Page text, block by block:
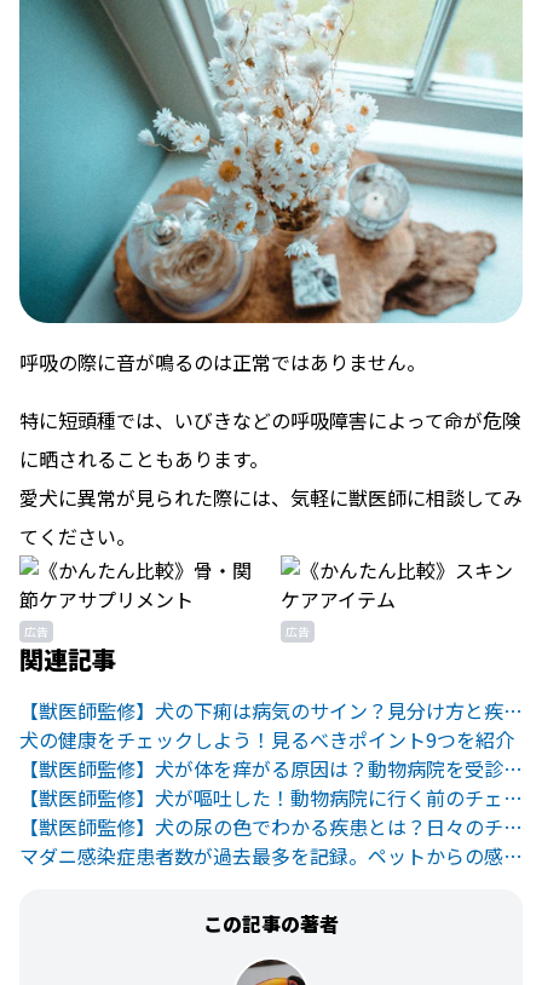
呼吸の際に音が鳴るのは正常ではありません。
特に短頭種では、いびきなどの呼吸障害によって命が危険
に晒されることもあります。
愛犬に異常が見られた際には、気軽に獣医師に相談してみ
てください。
広告 広告
関連記事
【獣医師監修】犬の下痢は病気のサイン？見分け方と疾病を徹底解説
犬の健康をチェックしよう！見るべきポイント9つを紹介
【獣医師監修】犬が体を痒がる原因は？動物病院を受診すべき？
【獣医師監修】犬が嘔吐した！動物病院に行く前のチェックリスト
【獣医師監修】犬の尿の色でわかる疾患とは？日々のチェック方法
マダニ感染症患者数が過去最多を記録。ペットからの感染にも注意して
この記事の著者